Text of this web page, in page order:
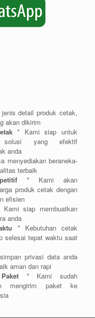
detail produk cetak,
akan dikirim
* Kami siap untuk
solusi yang efektif
anda
menyediakan beraneka-
terbaik
* Kami akan
produk cetak dengan
efisien
Kami siap membuatkan
anda
* Kebutuhan cetak
selesai tepat waktu saat
privasi data anda
aman dan rapi
* Kami sudah
mengirim paket ke